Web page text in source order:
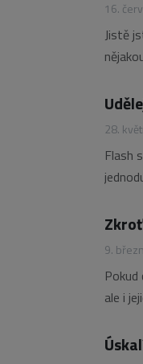
16.
Jistě
28.
Flash
9.
ale i